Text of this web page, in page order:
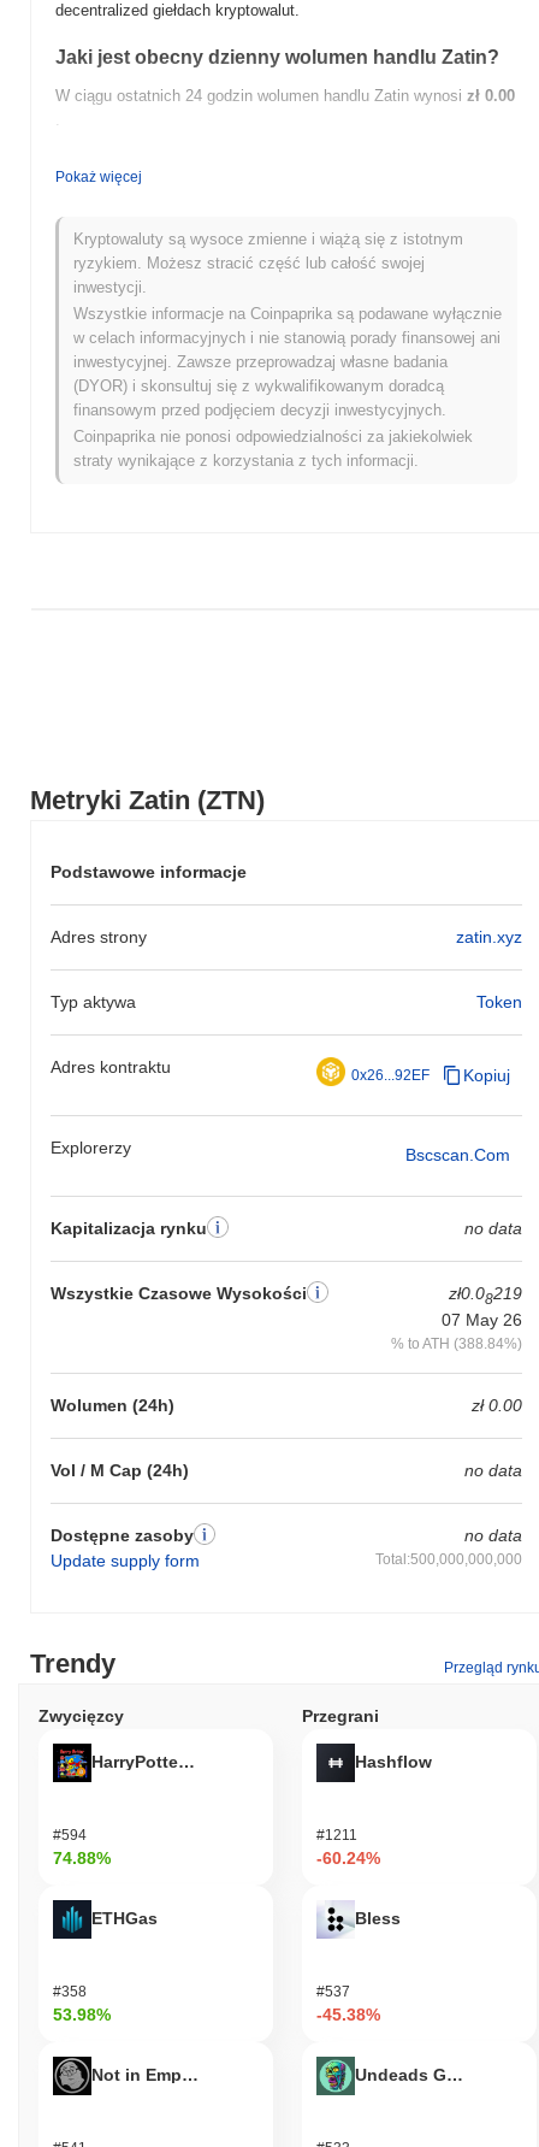
Metryki Zatin (ZTN)
Podstawowe informacje
Adres strony zatin.xyz
Typ aktywa Token
Adres kontraktu 0x26...92EF Kopiuj
Explorerzy Bscscan.com
Kapitalizacja rynku no data
Wszystkie Czasowe Wysokości zł0.08219
07 May 26
% to ATH (388.84%)
Wolumen (24h) zł 0.00
Vol / M Cap (24h) no data
Dostępne zasoby
Update supply form
no data
Total:500,000,000,000
decentralized giełdach kryptowalut.
Jaki jest obecny dzienny wolumen handlu Zatin?
W ciągu ostatnich 24 godzin wolumen handlu Zatin wynosi zł 0.00
.
Jaka jest historia zakresu cen Zatin?
Najniższy Poziom Historyczny (ATL): zł 0.00
Zatin jest obecnie notowany
Jak Zatin radzi sobie w porównaniu z szerszym
rynkiem kryptowalut?
W ciągu ostatnich 7 dni Zatin zyskał0.00%, osiągając gorsze
wyniki niż ogólny rynek kryptowalut który odnotował wzrost o
0.24%. Wskazuje to na tymczasowe opóźnienie w akcji cenowej
ZTN w stosunku do szerszego impulsu rynkowego.
Pokaż więcej
Kryptowaluty są wysoce zmienne i wiążą się z istotnym
ryzykiem. Możesz stracić część lub całość swojej
inwestycji.
Wszystkie informacje na Coinpaprika są podawane wyłącznie
w celach informacyjnych i nie stanowią porady finansowej ani
inwestycyjnej. Zawsze przeprowadzaj własne badania
(DYOR) i skonsultuj się z wykwalifikowanym doradcą
finansowym przed podjęciem decyzji inwestycyjnych.
Coinpaprika nie ponosi odpowiedzialności za jakiekolwiek
straty wynikające z korzystania z tych informacji.
Trendy Przegląd
Zwycięzcy
HarryPotterObamaSonic10Inu (ETH)
#594
74.88%
ETHGas
#358
53.98%
Not in Employment, Education, or Training
Przegrani
Hashflow
#1211
-60.24%
Bless
#537
-45.38%
Undeads Games